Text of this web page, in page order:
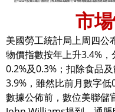
市
美國勞工統計局上周四公
物價指數按年上升3.4%
0.2%及0.3%；扣除食品
3.9%，雖然比前月數字低
數據公佈前，數位美聯儲